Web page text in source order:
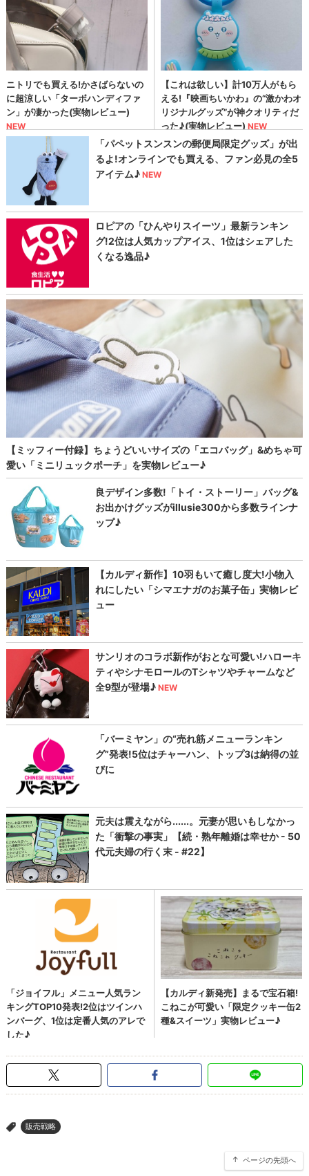
> 販売戦略
ページの先頭へ